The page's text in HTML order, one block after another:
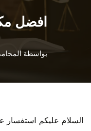
افضل
بواسطة
السلام عليكم استفسار